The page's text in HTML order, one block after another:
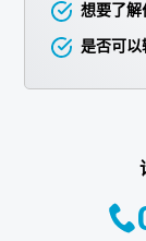
想要了解
是否可以